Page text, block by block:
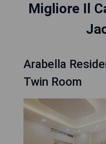
Migliore Il
Arabella
Twin Room